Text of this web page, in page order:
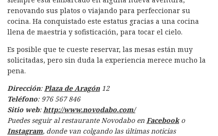
renovando sus platos o viajando para perfeccionar su
cocina. Ha conquistado este estatus gracias a una cocina
llena de maestria y sofisticación, para tocar el cielo.
Es posible que te cueste reservar, las mesas están muy
solicitadas, pero sin duda la experiencia merece mucho la
pena.
Dirección: Plaza de Aragón12
Teléfono: 976 567 846
Sitio web: http://www.novodabo.com/
Puedes seguir al restaurante Novodabo en Facebooko
Instagram, donde van colgando las últimas noticias